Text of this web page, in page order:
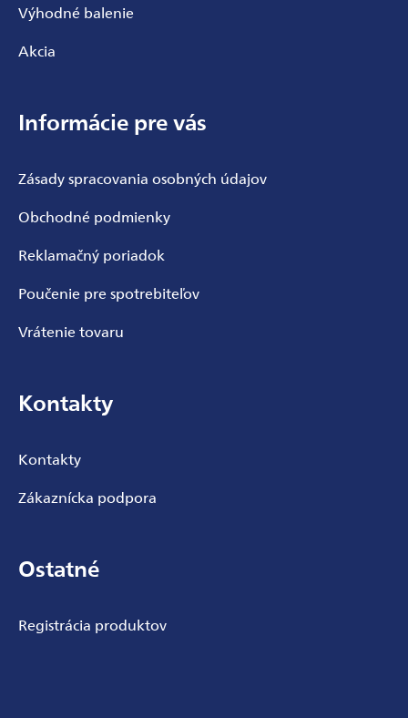
Výhodné balenie
Akcia
Informácie pre vás
Zásady spracovania osobných údajov
Obchodné podmienky
Reklamačný poriadok
Poučenie pre spotrebiteľov
Vrátenie tovaru
Kontakty
Kontakty
Zákaznícka podpora
Ostatné
Registrácia produktov